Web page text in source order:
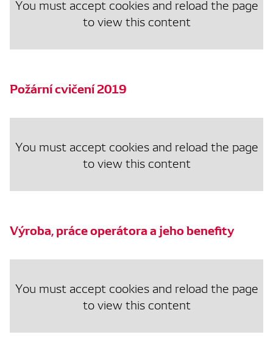
You must accept cookies and reload the page
to view this content
Požární cvičení 2019
You must accept cookies and reload the page
to view this content
Výroba, práce operátora a jeho benefity
You must accept cookies and reload the page
to view this content